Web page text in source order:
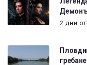
2 дни